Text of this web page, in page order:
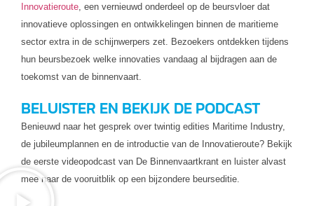
Innovatieroute , een vernieuwd onderdeel op de beursvloer dat
innovatieve oplossingen en ontwikkelingen binnen de maritieme
sector extra in de schijnwerpers zet. Bezoekers ontdekken tijdens
hun beursbezoek welke innovaties vandaag al bijdragen aan de
toekomst van de binnenvaart.
BELUISTER EN BEKIJK DE PODCAST
Benieuwd naar het gesprek over twintig edities Maritime Industry,
de jubileumplannen en de introductie van de Innovatieroute? Bekijk
de eerste videopodcast van De Binnenvaartkrant en luister alvast
mee naar de vooruitblik op een bijzondere beurseditie.